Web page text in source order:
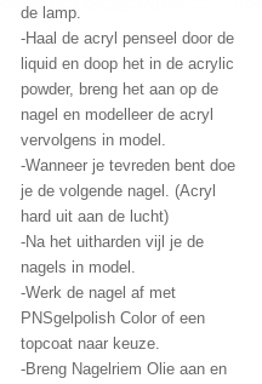
de lamp.
-Haal de acryl penseel door de
liquid en doop het in de acrylic
powder, breng het aan op de
nagel en modelleer de acryl
vervolgens in model.
-Wanneer je tevreden bent doe
je de volgende nagel. (Acryl
hard uit aan de lucht)
-Na het uitharden vijl je de
nagels in model.
-Werk de nagel af met
PNSgelpolish Color of een
topcoat naar keuze.
-Breng Nagelriem Olie aan en